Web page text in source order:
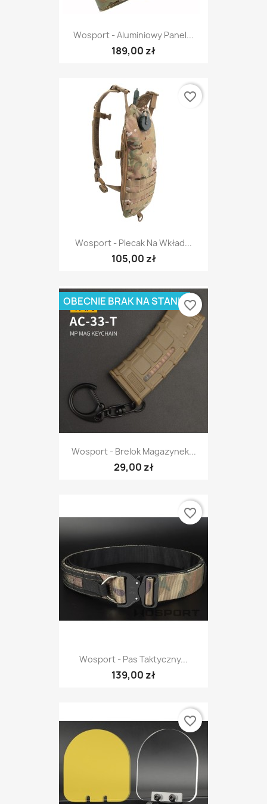
Wosport - Aluminiowy Panel...
189,00 zł
Wosport - Plecak Na Wkład...
105,00 zł
favorite_border
Wosport - Brelok Magazynek...
29,00 zł
OBECNIE BRAK NA STANIEfavorite_border
Wosport - Pas Taktyczny...
139,00 zł
favorite_border
favorite_border